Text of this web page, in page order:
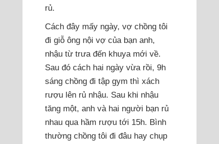
rủ.
Cách đây mấy ngày, vợ chồng tôi
đi giỗ ông nội vợ của bạn anh,
nhậu từ trưa đến khuya mới về.
Sau đó cách hai ngày vừa rồi, 9h
sáng chồng đi tập gym thì xách
rượu lên rủ nhậu. Sau khi nhậu
tăng một, anh và hai người bạn rủ
nhau qua hầm rượu tới 15h. Bình
thường chồng tôi đi đâu hay chụp